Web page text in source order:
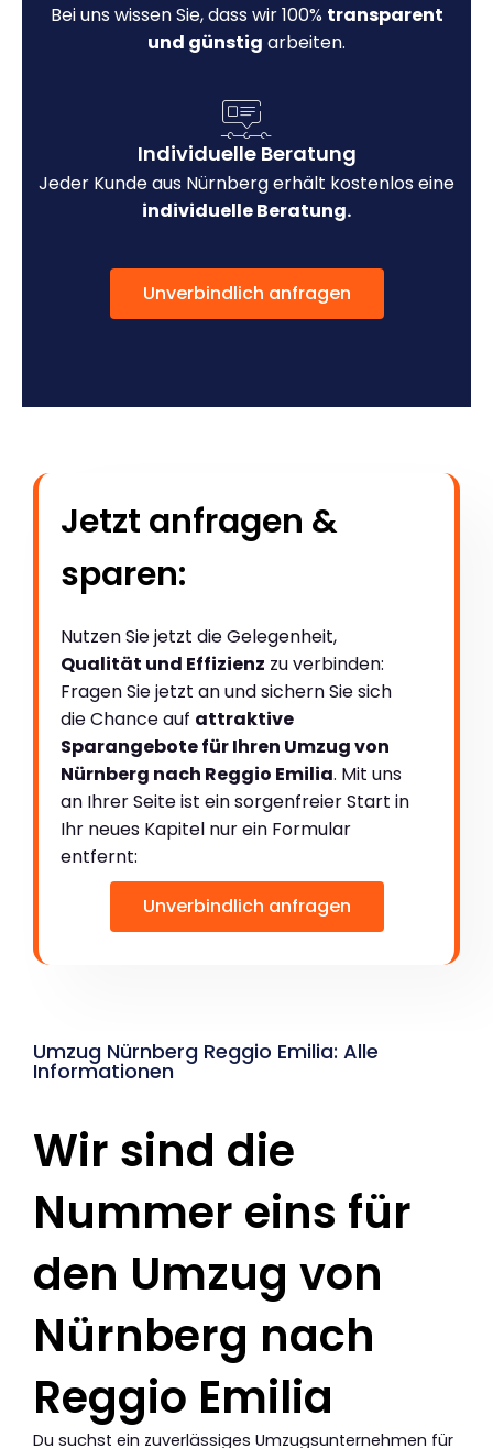
Bei uns wissen Sie, dass wir 100% transparent
und günstig arbeiten.
Individuelle Beratung
Jeder Kunde aus Nürnberg erhält kostenlos eine
individuelle Beratung.
Unverbindlich anfragen
Jetzt anfragen &
sparen:
Nutzen Sie jetzt die Gelegenheit,
Qualität und Effizienz zu verbinden:
Fragen Sie jetzt an und sichern Sie sich
die Chance auf attraktive
Sparangebote für Ihren Umzug von
Nürnberg nach Reggio Emilia. Mit uns
an Ihrer Seite ist ein sorgenfreier Start in
Ihr neues Kapitel nur ein Formular
entfernt:
Unverbindlich anfragen
Umzug Nürnberg Reggio Emilia: Alle
Informationen
Wir sind die
Nummer eins für
den Umzug von
Nürnberg nach
Reggio Emilia
Du suchst ein zuverlässiges Umzugsunternehmen für